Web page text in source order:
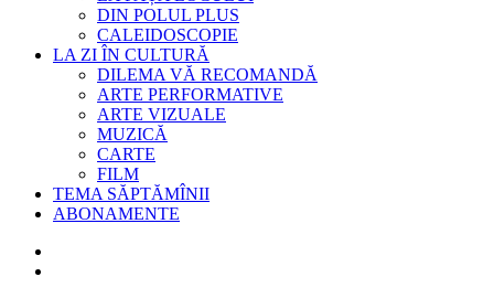
DIN POLUL PLUS
CALEIDOSCOPIE
LA ZI ÎN CULTURĂ
DILEMA VĂ RECOMANDĂ
ARTE PERFORMATIVE
ARTE VIZUALE
MUZICĂ
CARTE
FILM
TEMA SĂPTĂMÎNII
ABONAMENTE